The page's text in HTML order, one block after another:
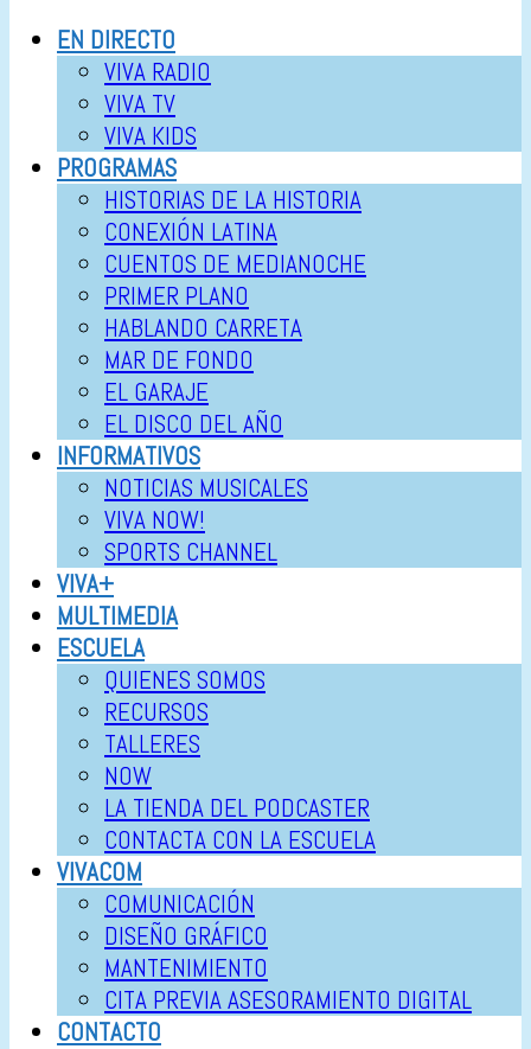
EN DIRECTO
VIVA RADIO
VIVA TV
VIVA KIDS
PROGRAMAS
HISTORIAS DE LA HISTORIA
CONEXIÓN LATINA
CUENTOS DE MEDIANOCHE
PRIMER PLANO
HABLANDO CARRETA
MAR DE FONDO
EL GARAJE
EL DISCO DEL AÑO
INFORMATIVOS
NOTICIAS MUSICALES
VIVA NOW!
SPORTS CHANNEL
VIVA+
MULTIMEDIA
ESCUELA
QUIENES SOMOS
RECURSOS
TALLERES
NOW
LA TIENDA DEL PODCASTER
CONTACTA CON LA ESCUELA
VIVACOM
COMUNICACIÓN
DISEÑO GRÁFICO
MANTENIMIENTO
CITA PREVIA ASESORAMIENTO DIGITAL
CONTACTO